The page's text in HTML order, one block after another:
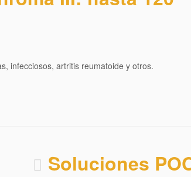
infecciosos, artritis reumatoide y otros.
Soluciones